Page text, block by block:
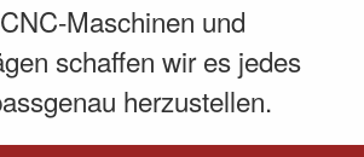
Maschinen und
schaffen wir es jedes
herzustellen.